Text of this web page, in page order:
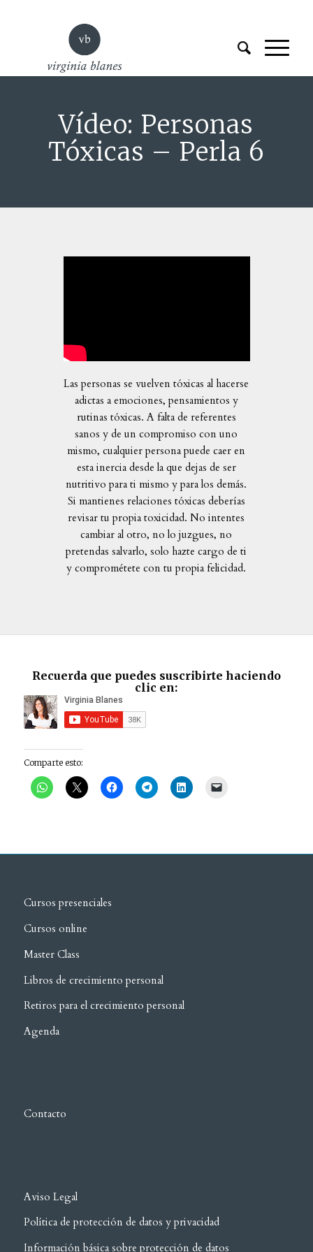
Vídeo: Personas
Tóxicas – Perla 6
Las personas se vuelven tóxicas al hacerse
adictas a emociones, pensamientos y
rutinas tóxicas. A falta de referentes
sanos y de un compromiso con uno
mismo, cualquier persona puede caer en
esta inercia desde la que dejas de ser
nutritivo para ti mismo y para los demás.
Si mantienes relaciones tóxicas deberías
revisar tu propia toxicidad. No intentes
cambiar al otro, no lo juzgues, no
pretendas salvarlo, solo hazte cargo de ti
y comprométete con tu propia felicidad.
Recuerda que puedes suscribirte haciendo
clic en:
Comparte esto:
Cursos presenciales
Cursos online
Master Class
Libros de crecimiento personal
Retiros para el crecimiento personal
Agenda
Contacto
Aviso Legal
Política de protección de datos y privacidad
Información básica sobre protección de datos